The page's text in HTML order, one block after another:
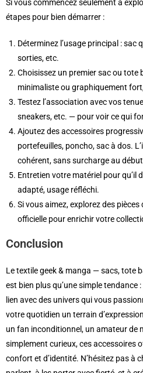
Si vous commencez seulement à
étapes pour bien démarrer :
Déterminez l’usage principal : sac
sorties, etc.
Choisissez un premier sac ou tote
minimaliste ou graphiquement
Testez l’association avec vos
sneakers, etc. — pour voir ce qui
Ajoutez des accessoires
portefeuilles, poncho, sac à dos.
cohérent, sans surcharge au
Entretien votre matériel pour qu’il
adapté, usage réfléchi.
Si vous aimez, explorez des
officielle pour enrichir votre
Conclusion
Le textile geek & manga — sacs, tote
est bien plus qu’une simple tendance
lien avec des univers qui vous
votre quotidien un terrain
un fan inconditionnel, un amateur de
simplement curieux, ces accessoires
confort et d’identité. N’hésitez pas à